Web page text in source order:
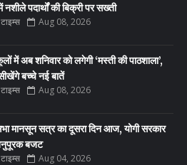
नशीले पदार्थों की बिक्री पर सख्ती
Aug 08, 2026
में अब शनिवार को लगेगी ‘मस्ती की पाठशाला’,
बच्चे नई बातें
Aug 08, 2026
मानसून सत्र का दूसरा दिन आज, योगी सरकार
बजट
Aug 04, 2026